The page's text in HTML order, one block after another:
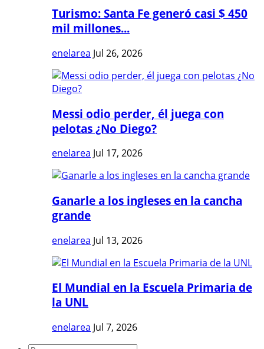
Turismo: Santa Fe generó casi $ 450
mil millones...
enelarea Jul 26, 2026
Messi odio perder, él juega con
pelotas ¿No Diego?
enelarea Jul 17, 2026
Ganarle a los ingleses en la cancha
grande
enelarea Jul 13, 2026
El Mundial en la Escuela Primaria de
la UNL
enelarea Jul 7, 2026